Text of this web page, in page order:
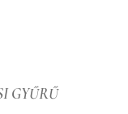
GYŰRŰ